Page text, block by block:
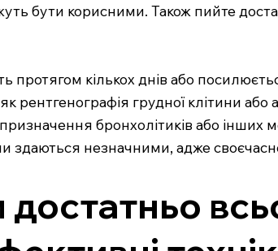
бути корисними. Також пийте
кількох днів або
рентгенографія грудної клітини
бронхолітиків або
здаються незначними, адже
достатньо